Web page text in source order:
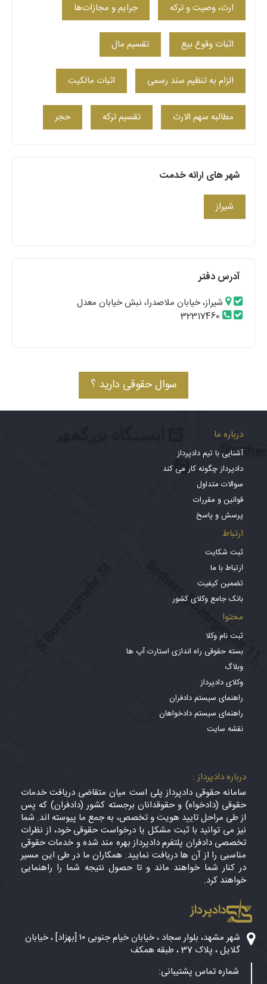
ارث، وصیت و ترکه جرایم و مجازات‌ها
اثبات وقوع بیع تقسیم مال
الزام به تنظیم سند رسمی اثبات مالکیت
مطالبه سهم الارث تقسیم ترکه حجر
شهر های ارائه خدمت
شیراز
آدرس دفتر
شیراز، خیابان ملاصدرا، نبش خیابان معدل
32317460
سوال حقوقی دارید ؟
درباره ما
آشنایی با تیم دادپرداز
دادپرداز چگونه کار می کند
سوالات متداول
قوانین و مقررات
پرسش و پاسخ
ارتباط
ثبت شکایت
ارتباط با ما
تضمین کیفیت
بانک جامع وکلای کشور
محتوا
ثبت نام وکلا
بسته حقوقی راه اندازی استارت آپ ها
وبلاگ
وکلای دادپرداز
راهنمای سیستم دادفران
راهنمای سیستم دادخواهان
نقشه سایت
درباره دادپرداز :
سامانه حقوقی دادپرداز پلی است میان متقاضی دریافت خدمات
حقوقی (دادخواه) و حقوقدانان برجسته کشور (دادفران) که پس
از طی مراحل تایید هویت و تخصص، به جمع ما پیوسته اند. شما
نیز می توانید با ثبت مشکل یا درخواست حقوقی خود، از نظرات
تخصصی دادفران پلتفرم دادپرداز بهره مند شده و خدمات حقوقی
مناسبی را از آن ها دریافت نمایید. همکاران ما در طی این مسیر
در کنار شما خواهند ماند و تا حصول نتیجه شما را راهنمایی
خواهند کرد.
دادپرداز
شهر مشهد، بلوار سجاد ، خیابان خیام جنوبی ۱۰ [بهزاد] ، خیابان
گلایل ، پلاک 37 ، طبقه همکف
شماره تماس پشتیبانی: